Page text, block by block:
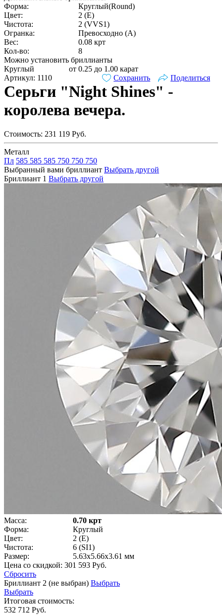
Форма:
Круглый(Round)
Цвет:
2 (E)
Чистота:
2 (VVS1)
Огранка:
Превосходно (А)
Вес:
0.08 крт
Кол-во:
8
Можно установить бриллианты
Круглый
от 0.25 до 1.00 карат
Артикул: 1110
Сохранить Поделиться
Серьги "Night Shines" -
королева вечера.
Стоимость: 231 119 Руб.
Металл
Пл 585 585 585 750 750 750
Выбранный вами бриллиант Выбрать другой
Бриллиант 1 Выбрать другой
Масса:
0.70 крт
Форма:
Круглый
Цвет:
2 (E)
Чистота:
6 (SI1)
Размер:
5.63x5.66x3.61 мм
Цена со скидкой: 301 593 Руб.
Сбросить
Бриллиант 2 (не выбран) Выбрать
Выбрать
Итоговая стоимость:
532 712 Руб.